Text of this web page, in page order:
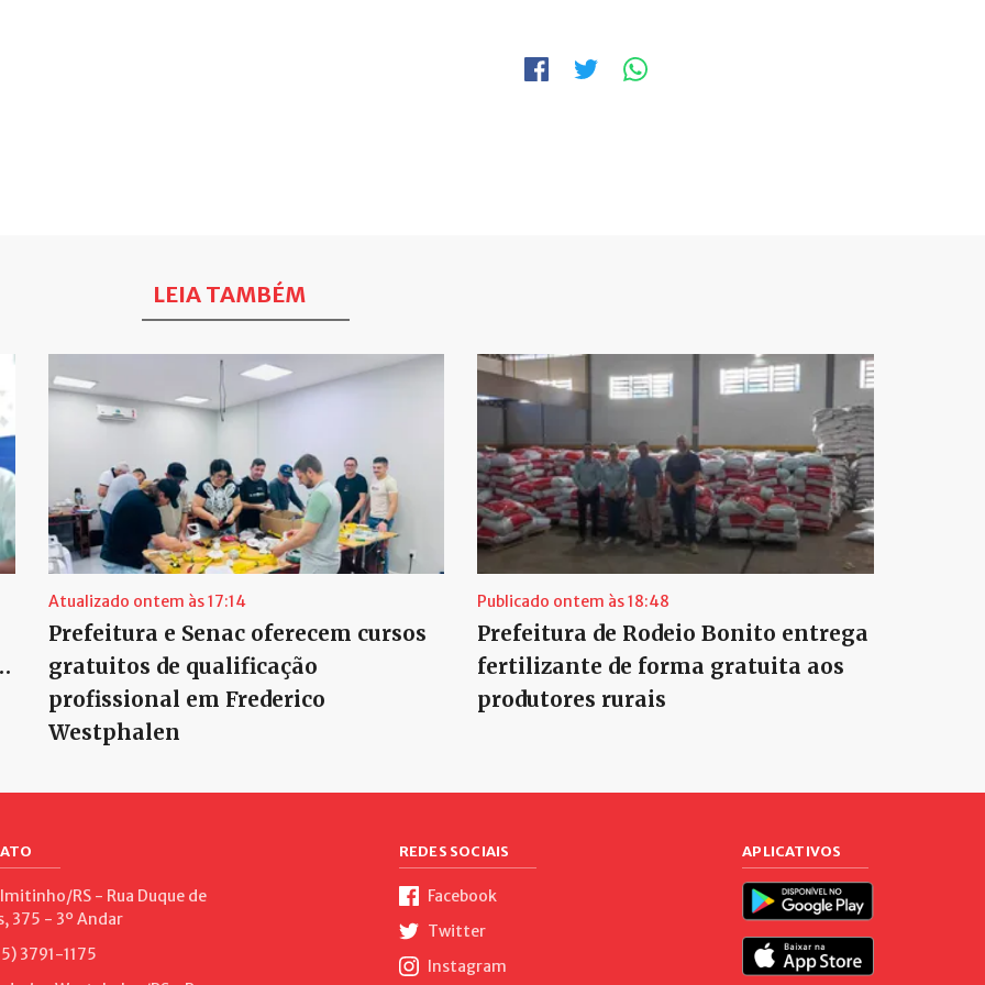
LEIA TAMBÉM
Atualizado ontem às 17:14
Prefeitura e Senac oferecem cursos
gratuitos de qualificação
profissional em Frederico
Westphalen
Publicado ontem às 18:48
Prefeitura de Rodeio Bonito entrega
fertilizante de forma gratuita aos
produtores rurais
RS - Rua Duque de
375 - 3º Andar
3791-1175
REDES SOCIAIS
Facebook
Twitter
Instagram
APLICATIVOS